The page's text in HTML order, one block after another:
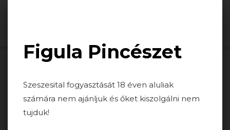
Figula Pincészet
Szeszesital fogyasztását 18 éven aluliak
számára nem ajánljuk és őket kiszolgálni nem
tujduk!